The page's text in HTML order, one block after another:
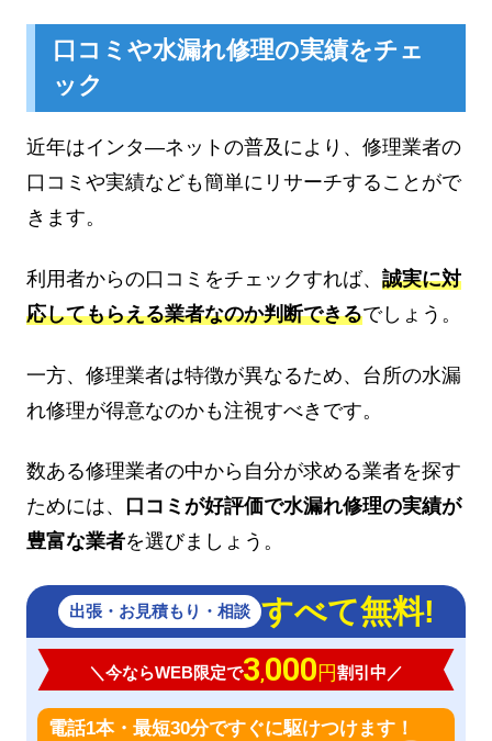
口コミや水漏れ修理の実績をチェ
ック
近年はインタ―ネットの普及により、修理業者の
口コミや実績なども簡単にリサーチすることがで
きます。
利用者からの口コミをチェックすれば、 誠実に対
応してもらえる業者なのか判断できるでしょう。
一方、修理業者は特徴が異なるため、台所の水漏
れ修理が得意なのかも注視すべきです。
数ある修理業者の中から自分が求める業者を探す
ためには、
口コミが好評価で水漏れ修理の実績が
豊富な業者を選びましょう。
出張・お見積もり・相談 すべて無料!
＼今ならWEB限定で3,000円割引中／
電話1本・最短30分ですぐに駆けつけます！